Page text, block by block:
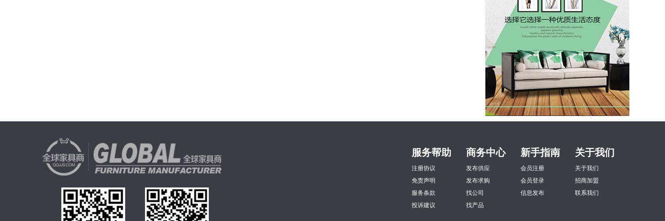
关于我们
关于我们
招商加盟
联系我们
新手指南
会员注册
会员登录
信息发布
商务中心
发布供应
发布求购
找公司
找产品
服务帮助
注册协议
免责声明
服务条款
投诉建议